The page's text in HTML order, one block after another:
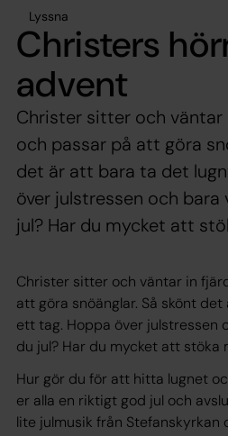
Lyssna
Christers
advent
Christer sitter och väntar
och passar på att göra
det är att bara ta det
över julstressen och bara
jul? Har du mycket att
Christer sitter och väntar in
att göra snöänglar. Så skönt
ett tag. Hoppa över julstressen
du jul? Har du mycket att stöka
Hur gör du för att hitta lugnet
er alla en riktigt god jul och
lite julmusik från Stefanskyrkan